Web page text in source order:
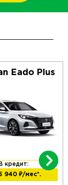
Eado Plus
В кредит:
940 ₽/мес*.